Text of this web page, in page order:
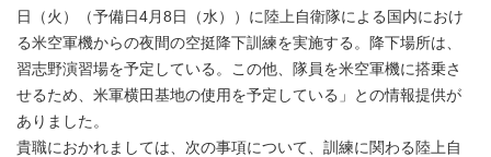
日（火）（予備日4月8日（水））に陸上自衛隊による国内におけ
る米空軍機からの夜間の空挺降下訓練を実施する。降下場所は、
習志野演習場を予定している。この他、隊員を米空軍機に搭乗さ
せるため、米軍横田基地の使用を予定している」との情報提供が
ありました。
貴職におかれましては、次の事項について、訓練に関わる陸上自